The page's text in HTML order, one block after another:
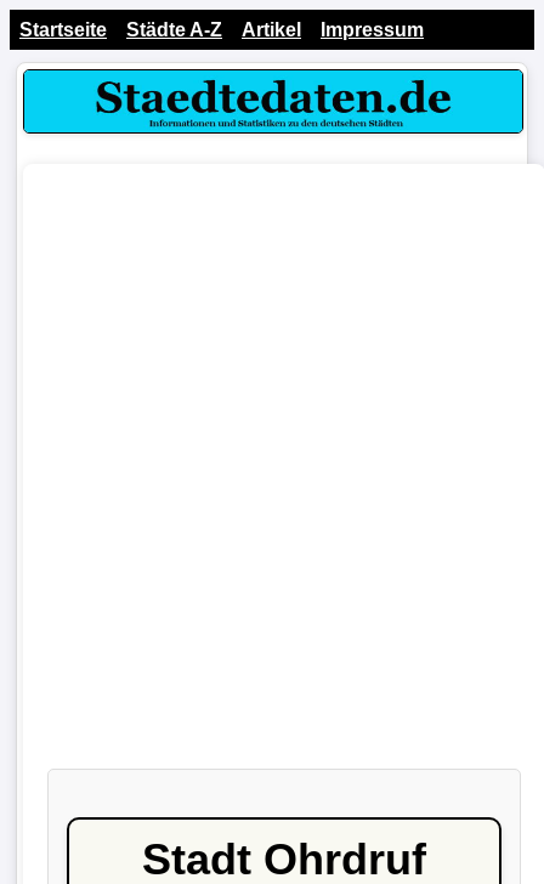
Startseite Städte A-Z Artikel Impressum
Stadt Ohrdruf